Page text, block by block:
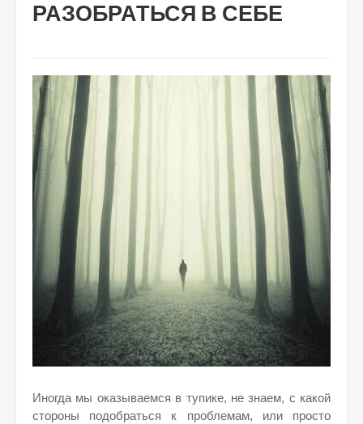
РАЗОБРАТЬСЯ В СЕБЕ
Иногда мы оказываемся в тупике, не знаем, с какой
стороны подобраться к проблемам, или просто